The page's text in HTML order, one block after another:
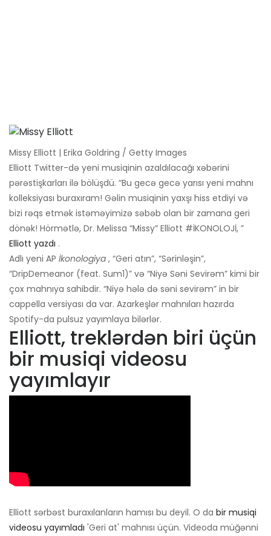
Missy Elliott | Erika Goldring / Getty Images
Elliott Twitter-də yeni musiqinin azaldılacağı xəbərini
pərəstişkarları ilə bölüşdü. “Bu gecə gecə yarısı yeni mahnı
kolleksiyası buraxıram! Gəlin musiqinin yaxşı hiss etdiyi və
bizi rəqs etmək istəməyimizə səbəb olan bir zamana geri
dönək! Hörmətlə, Dr. Melissa “Missy” Elliott #İKONOLOJİ, ”
Elliott yazdı .
Adlı yeni AP İkonologiya , “Geri atın”, “Sərinləşin”,
“DripDemeanor (feat. Sum1)” və “Niyə Səni Sevirəm” kimi bir
çox mahnıya sahibdir. “Niyə hələ də səni sevirəm” in bir
cappella versiyası da var. Azarkeşlər mahnıları hazırda
Spotify-da pulsuz yayımlaya bilərlər.
Elliott, treklərdən biri üçün
bir musiqi videosu
yayımlayır
Elliott sərbəst buraxılanların hamısı bu deyil. O da bir musiqi
videosu yayımladı 'Geri at' mahnısı üçün. Videoda müğənni